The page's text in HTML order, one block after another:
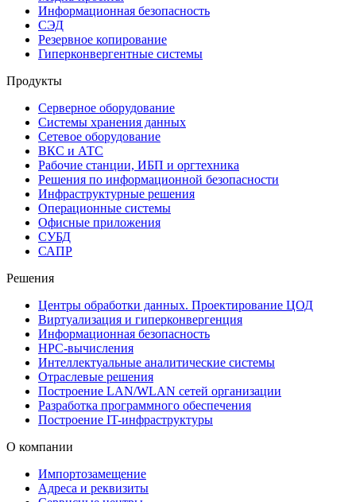
Информационная безопасность
СЭД
Резервное копирование
Гиперконвергентные системы
Продукты
Серверное оборудование
Системы хранения данных
Сетевое оборудование
ВКС и АТС
Рабочие станции, ИБП и оргтехника
Решения по информационной безопасности
Инфраструктурные решения
Операционные системы
Офисные приложения
СУБД
САПР
Решения
Центры обработки данных. Проектирование ЦОД
Виртуализация и гиперконвергенция
Информационная безопасность
HPC-вычисления
Интеллектуальные аналитические системы
Отраслевые решения
Построение LAN/WLAN сетей организации
Разработка программного обеспечения
Построение IT-инфраструктуры
О компании
Импортозамещение
Адреса и реквизиты